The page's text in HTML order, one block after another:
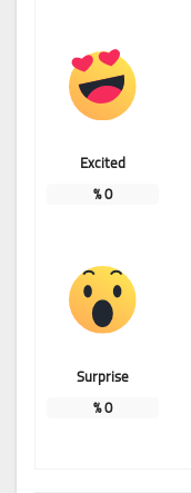
Excited
0
%
Surprise
0
%